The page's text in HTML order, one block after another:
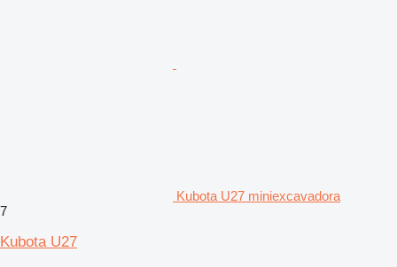
Kubota U27 miniexcavadora
7
Kubota U27